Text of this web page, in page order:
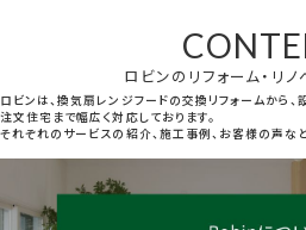
ロビンのリフォーム・リ
ロビンは、換気扇レンジフードの交換リフォームから、
注文住宅まで幅広く対応しております。
それぞれのサービスの紹介、施工事例、お客様の声な